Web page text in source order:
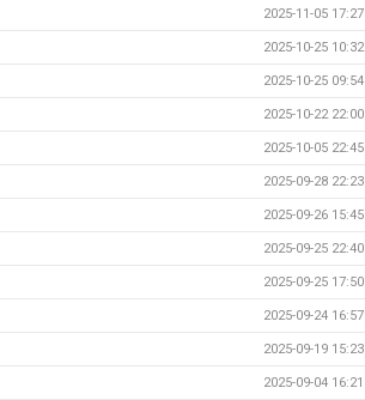
2025-11-05 17:27
2025-10-25 10:32
2025-10-25 09:54
2025-10-22 22:00
2025-10-05 22:45
2025-09-28 22:23
2025-09-26 15:45
2025-09-25 22:40
2025-09-25 17:50
2025-09-24 16:57
2025-09-19 15:23
2025-09-04 16:21